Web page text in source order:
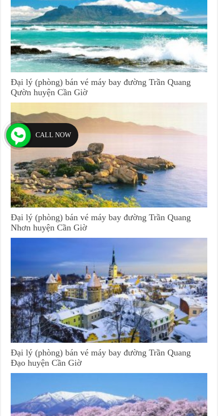
Đại lý (phòng) bán vé máy bay đường Trần Quang
Qườn huyện Cần Giờ
Đại lý (phòng) bán vé máy bay đường Trần Quang
Nhơn huyện Cần Giờ
Đại lý (phòng) bán vé máy bay đường Trần Quang
Đạo huyện Cần Giờ
CALL NOW